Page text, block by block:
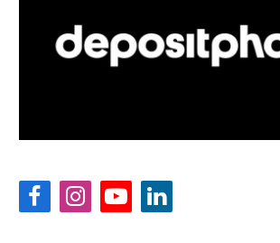
FacebookInstagramYouTubeLinkedIn